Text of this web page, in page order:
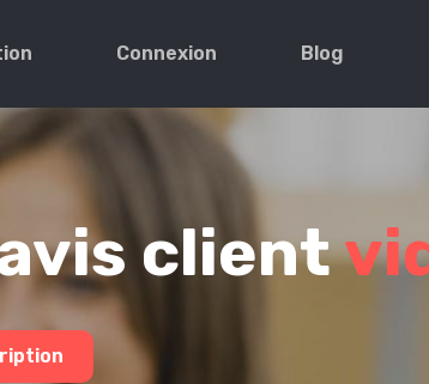
Connexion Blog
client